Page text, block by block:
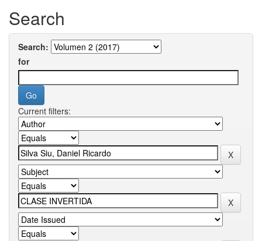
Search
Search:
for
Current filters: